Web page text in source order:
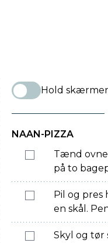
Hold
NAAN-PIZZA
Tænd
på to
Pil og pres
en skål.
Skyl og tør